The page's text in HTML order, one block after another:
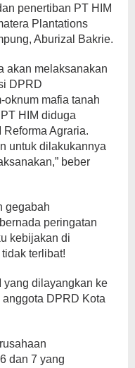
penertiban PT HIM
Plantations
Aburizal Bakrie.
akan melaksanakan
DPRD
oknum mafia tanah
HIM diduga
Agraria.
untuk dilakukannya
beber
gegabah
peringatan
kebijakan di
terlibat!
yang dilayangkan ke
DPRD Kota
dan 7 yang